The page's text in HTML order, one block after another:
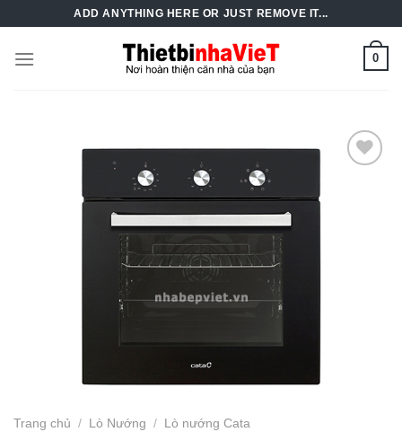
content
ADD ANYTHING HERE OR JUST REMOVE IT...
0
Trang chủ / Lò Nướng / Lò nướng Cata